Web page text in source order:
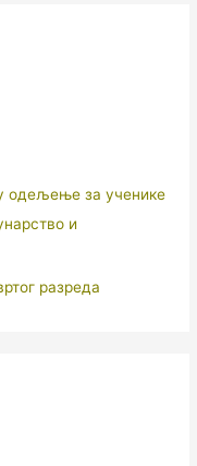
одељење за ученике
и
разреда